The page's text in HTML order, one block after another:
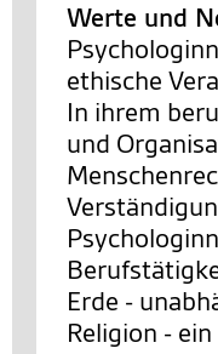
Werte und
ethische
In ihrem
und
Erde -
Religion -